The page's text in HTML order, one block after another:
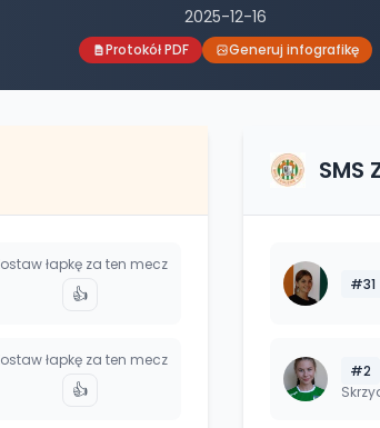
2025-12-16
Protokół PDF Generuj infografikę
łapkę za ten mecz
👍
łapkę za ten mecz
👍
SMS
#31
#2